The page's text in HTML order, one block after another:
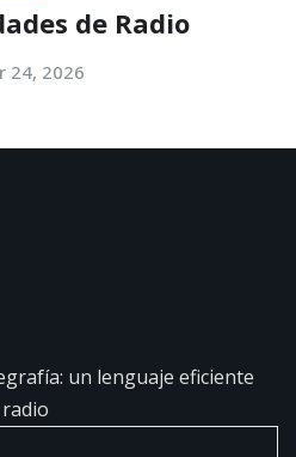
de Radio
24, 2026
un lenguaje eficiente